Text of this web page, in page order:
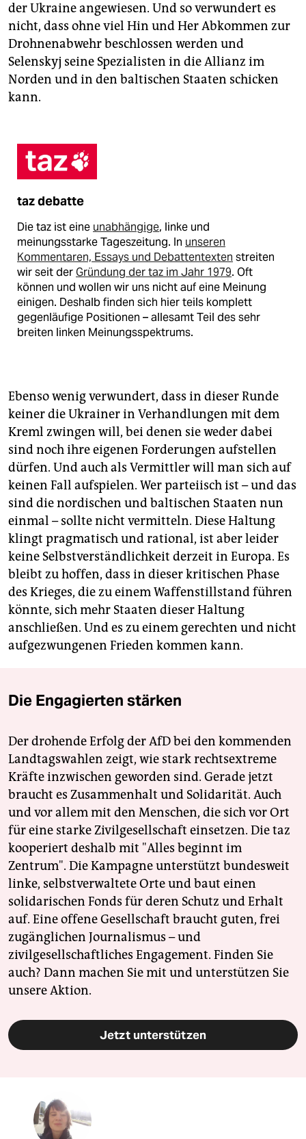
der Ukraine angewiesen. Und so verwundert es
nicht, dass ohne viel Hin und Her Abkommen zur
Drohnenabwehr beschlossen werden und
Selenskyj seine Spezialisten in die Allianz im
Norden und in den baltischen Staaten schicken
kann.
taz debatte
Die taz ist eine unabhängige, linke und
meinungsstarke Tageszeitung. In unseren
Kommentaren, Essays und Debattentexten streiten
wir seit derGründung der taz im Jahr 1979. Oft
können und wollen wir uns nicht auf eine Meinung
einigen. Deshalb finden sich hier teils komplett
gegenläufige Positionen – allesamt Teil des sehr
breiten linken Meinungsspektrums.
Ebenso wenig verwundert, dass in dieser Runde
keiner die Ukrainer in Verhandlungen mit dem
Kreml zwingen will, bei denen sie weder dabei
sind noch ihre eigenen Forderungen aufstellen
dürfen. Und auch als Vermittler will man sich auf
keinen Fall aufspielen. Wer parteiisch ist – und das
sind die nordischen und baltischen Staaten nun
einmal – sollte nicht vermitteln. Diese Haltung
klingt pragmatisch und rational, ist aber leider
keine Selbstverständlichkeit derzeit in Europa. Es
bleibt zu hoffen, dass in dieser kritischen Phase
des Krieges, die zu einem Waffenstillstand führen
könnte, sich mehr Staaten dieser Haltung
anschließen. Und es zu einem gerechten und nicht
aufgezwungenen Frieden kommen kann.
Die Engagierten stärken
Der drohende Erfolg der AfD bei den kommenden
Landtagswahlen zeigt, wie stark rechtsextreme
Kräfte inzwischen geworden sind. Gerade jetzt
braucht es Zusammenhalt und Solidarität. Auch
und vor allem mit den Menschen, die sich vor Ort
für eine starke Zivilgesellschaft einsetzen. Die taz
kooperiert deshalb mit "Alles beginnt im
Zentrum". Die Kampagne unterstützt bundesweit
linke, selbstverwaltete Orte und baut einen
solidarischen Fonds für deren Schutz und Erhalt
auf. Eine offene Gesellschaft braucht guten, frei
zugänglichen Journalismus – und
zivilgesellschaftliches Engagement. Finden Sie
auch? Dann machen Sie mit und unterstützen Sie
unsere Aktion.
Jetzt unterstützen